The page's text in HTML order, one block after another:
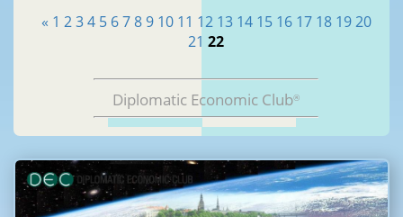
« 1 2 3 4 5 6 7 8 9 10 11 12 13 14 15 16 17 18 19 20
21 22
Diplomatic Economic Club®